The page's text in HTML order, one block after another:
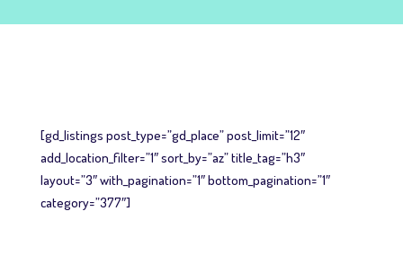
[gd_listings post_type=”gd_place” post_limit=”12″
add_location_filter=”1″ sort_by=”az” title_tag=”h3″
layout=”3″ with_pagination=”1″ bottom_pagination=”1″
category=”377″]